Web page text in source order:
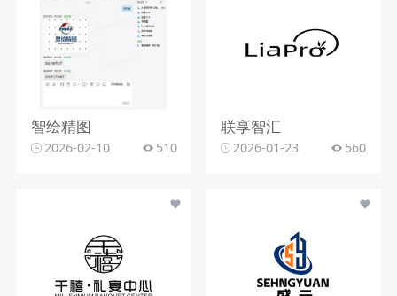
智绘精图
2026-02-10 510
联享智汇
2026-01-23 560